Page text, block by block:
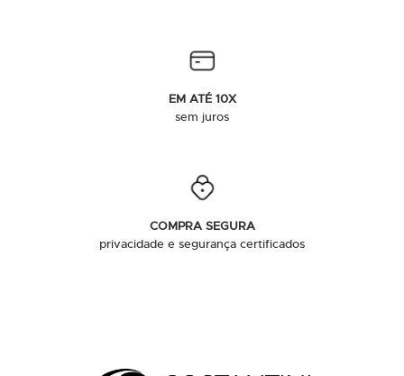
EM ATÉ 10X
sem juros
COMPRA SEGURA
privacidade e segurança certificados